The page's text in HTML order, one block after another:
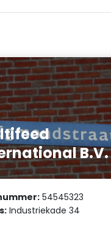
B.V.
54545323
Industriekade 34